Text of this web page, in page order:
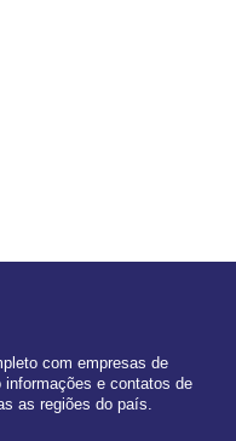
com empresas de
e contatos de
as regiões do país.